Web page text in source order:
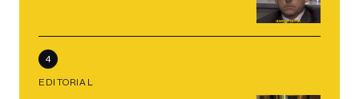
4
EDITORIAL